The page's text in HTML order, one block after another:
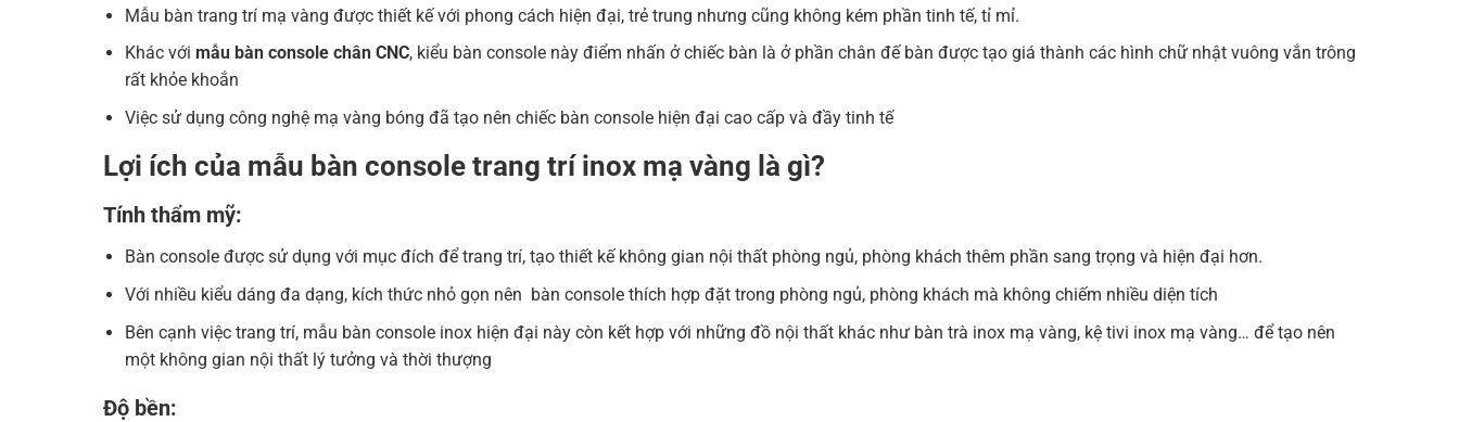
Mẫu bàn trang trí mạ vàng được thiết kế với phong cách hiện đại, trẻ trung nhưng cũng không kém phần tinh tế, tỉ mỉ.
Khác vớimẫu bàn console chân CNC, kiểu bàn console này điểm nhấn ở chiếc bàn là ở phần chân đế bàn được tạo giá thành các hình chữ nhật vuông vắn trông
rất khỏe khoắn
Việc sử dụng công nghệ mạ vàng bóng đã tạo nên chiếc bàn console hiện đại cao cấp và đầy tinh tế
Lợi ích của mẫu bàn console trang trí inox mạ vàng là gì?
Tính thẩm mỹ:
Bàn console được sử dụng với mục đích để trang trí, tạo thiết kế không gian nội thất phòng ngủ, phòng khách thêm phần sang trọng và hiện đại hơn.
Với nhiều kiểu dáng đa dạng, kích thức nhỏ gọn nên bàn console thích hợp đặt trong phòng ngủ, phòng khách mà không chiếm nhiều diện tích
Bên cạnh việc trang trí, mẫu bàn console inox hiện đại này còn kết hợp với những đồ nội thất khác như bàn trà inox mạ vàng, kệ tivi inox mạ vàng… để tạo nên
một không gian nội thất lý tưởng và thời thượng
Độ bền: